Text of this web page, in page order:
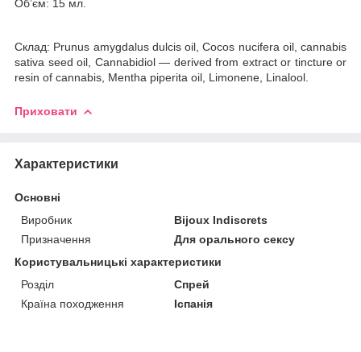
Об’єм: 15 мл.
Склад: Prunus amygdalus dulcis oil, Cocos nucifera oil, cannabis
sativa seed oil, Cannabidiol — derived from extract or tincture or
resin of cannabis, Mentha piperita oil, Limonene, Linalool.
Приховати
Характеристики
Основні
Виробник
Bijoux Indiscrets
Призначення
Для орального сексу
Користувальницькі характеристики
Розділ
Спрей
Країна походження
Іспанія